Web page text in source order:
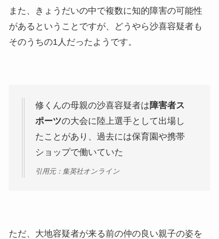
また、きょうだいの中で複数に知的障害の可能性
があるということですが、どうやら沙喜容疑者も
そのうちの1人だったようです。
修くんの母親の沙喜容疑者は障害者ス
ポーツの大会に陸上選手として出場し
たことがあり、過去には保育園や携帯
ショップで働いていた
引用元：集英社オンライン
ただ、大地容疑者が来る前の仲の良い親子の姿を